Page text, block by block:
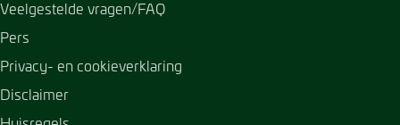
Veelgestelde vragen/FAQ
Pers
Privacy- en cookieverklaring
Disclaimer